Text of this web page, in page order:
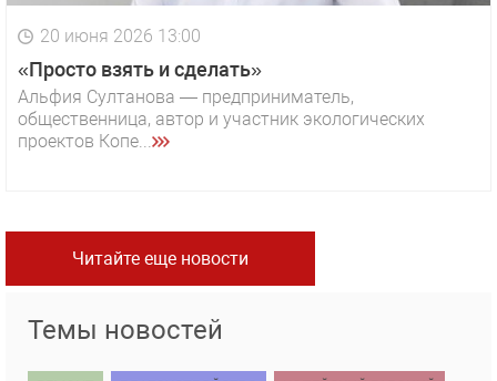
20 июня 2026 13:00
«Просто взять и сделать»
Альфия Султанова — предприниматель,
общественница, автор и участник экологических
проектов Копе...
Читайте еще новости
Темы новостей